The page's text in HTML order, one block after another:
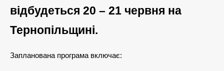
відбудеться 20 – 21 червня на
Тернопільщині.
Запланована програма включає: